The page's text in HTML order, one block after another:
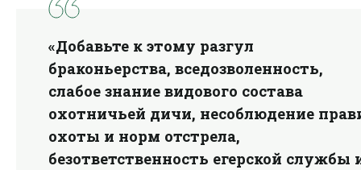
«Добавьте к этому разгул
браконьерства, вседозволенность,
слабое знание видового состава
охотничьей дичи, несоблюдение
охоты и норм отстрела,
безответственность егерской службы